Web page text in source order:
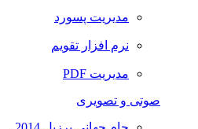
مدیریت پسورد
نرم افزار تقویم
مدیریت PDF
صوتی و تصویری